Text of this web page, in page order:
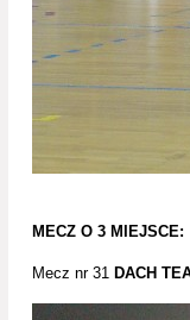
MECZ O 3 MIEJSCE:
Mecz nr 31 DACH